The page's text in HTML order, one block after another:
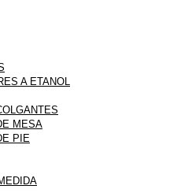
A ETANOL
MESA
PIE